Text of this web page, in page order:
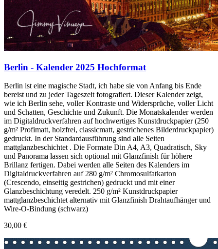
Berlin - Kalender 2025 Hochformat
Berlin ist eine magische Stadt, ich habe sie von Anfang bis Ende
bereist und zu jeder Tageszeit fotografiert. Dieser Kalender zeigt,
wie ich Berlin sehe, voller Kontraste und Widersprüche, voller Licht
und Schatten, Geschichte und Zukunft. Die Monatskalender werden
im Digitaldruckverfahren auf hochwertiges Kunstdruckpapier (250
g/m² Profimatt, holzfrei, classicmatt, gestrichenes Bilderdruckpapier)
gedruckt. In der Standardausführung sind alle Seiten
mattglanzbeschichtet . Die Formate Din A4, A3, Quadratisch, Sky
und Panorama lassen sich optional mit Glanzfinish für höhere
Brillanz fertigen. Dabei werden alle Seiten des Kalenders im
Digitaldruckverfahren auf 280 g/m² Chromosulfatkarton
(Crescendo, einseitig gestrichen) gedruckt und mit einer
Glanzbeschichtung veredelt. 250 g/m² Kunstdruckpapier
mattglanzbeschichtet alternativ mit Glanzfinish Drahtaufhänger und
Wire-O-Bindung (schwarz)
30,00 €